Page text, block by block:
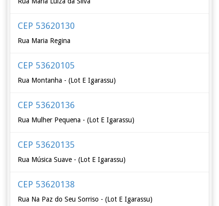
CEP 53620130
Rua Maria Regina
CEP 53620105
Rua Montanha - (Lot E Igarassu)
CEP 53620136
Rua Mulher Pequena - (Lot E Igarassu)
CEP 53620135
Rua Música Suave - (Lot E Igarassu)
CEP 53620138
Rua Na Paz do Seu Sorriso - (Lot E Igarassu)